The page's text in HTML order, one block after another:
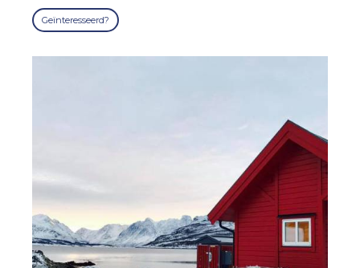
Geïnteresseerd?